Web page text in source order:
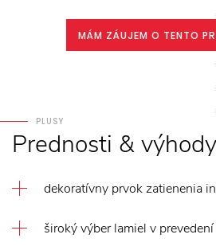
MÁM ZÁUJEM O TENTO
PLUSY
Prednosti &výhody
dekoratívny prvok zatienenia
široký výber lamiel v